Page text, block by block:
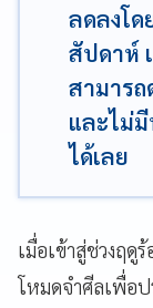
ลดลงโด
สัปดาห์
สามาร
และไม่
ได้เลย
เมื่อเข้าสู่ช่วงฤดู
โหมดจำศีลเพื่อ